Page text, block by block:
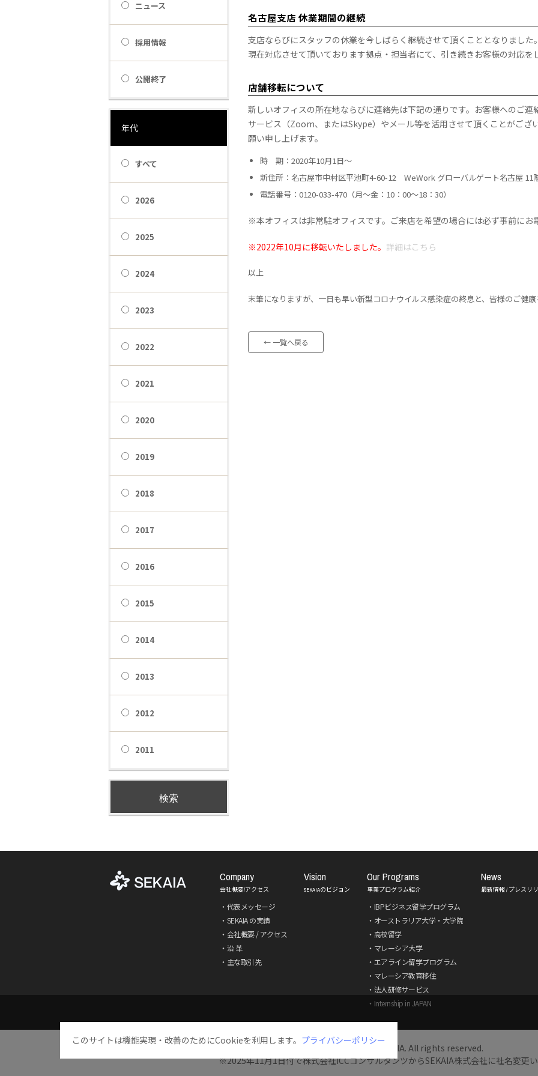
名古屋支店 休業期間の継続
支店ならびにスタッフの休業を今しばらく継続させて頂くこととなりました。
現在対応させて頂いております拠点・担当者にて、引き続きお客様の対応を
店舗移転について
新しいオフィスの所在地ならびに連絡先は下記の通りです。お客様へのご
サービス（Zoom、またはSkype）やメール等を活用させて頂くことがござ
願い申し上げます。
時 期：2020年10月1日〜
新住所：名古屋市中村区平池町4-60-12 WeWork グローバルゲート名古屋 11
電話番号：0120-033-470（月〜金：10：00〜18：30）
※本オフィスは非常駐オフィスです。ご来店を希望の場合には必ず事前にお
※2022年10月に移転いたしました。 詳細はこちら
以上
末筆になりますが、一日も早い新型コロナウイルス感染症の終息と、皆様のご健康
← 一覧へ戻る
ニュース
採用情報
公開終了
年代
すべて
2026
2025
2024
2023
2022
2021
2020
2019
2018
2017
2016
2015
2014
2013
2012
2011
Company
会社概要/アクセス
代表メッセージ
SEKAIA の実績
会社概要 / アクセス
沿 革
主な取引先
Vision
SEKAIAのビジョン
Our Programs
事業プログラム紹介
IBPビジネス留学プログラム
オーストラリア大学・大学院
高校留学
マレーシア大学
エアライン留学プログラム
マレーシア教育移住
法人研修サービス
Internship in JAPAN
News
最新情報 / プレスリ
Copyright © SEKAIA. All rights reserved.
※2025年11月1日付で株式会社ICCコンサルタンツからSEKAIA株式会社に社名変更い
このサイトは機能実現・改善のためにCookieを利用します。 プライバシーポリシー